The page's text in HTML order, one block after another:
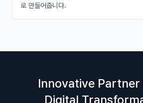
로 만들어줍니다.
Innovative Partner
Digital